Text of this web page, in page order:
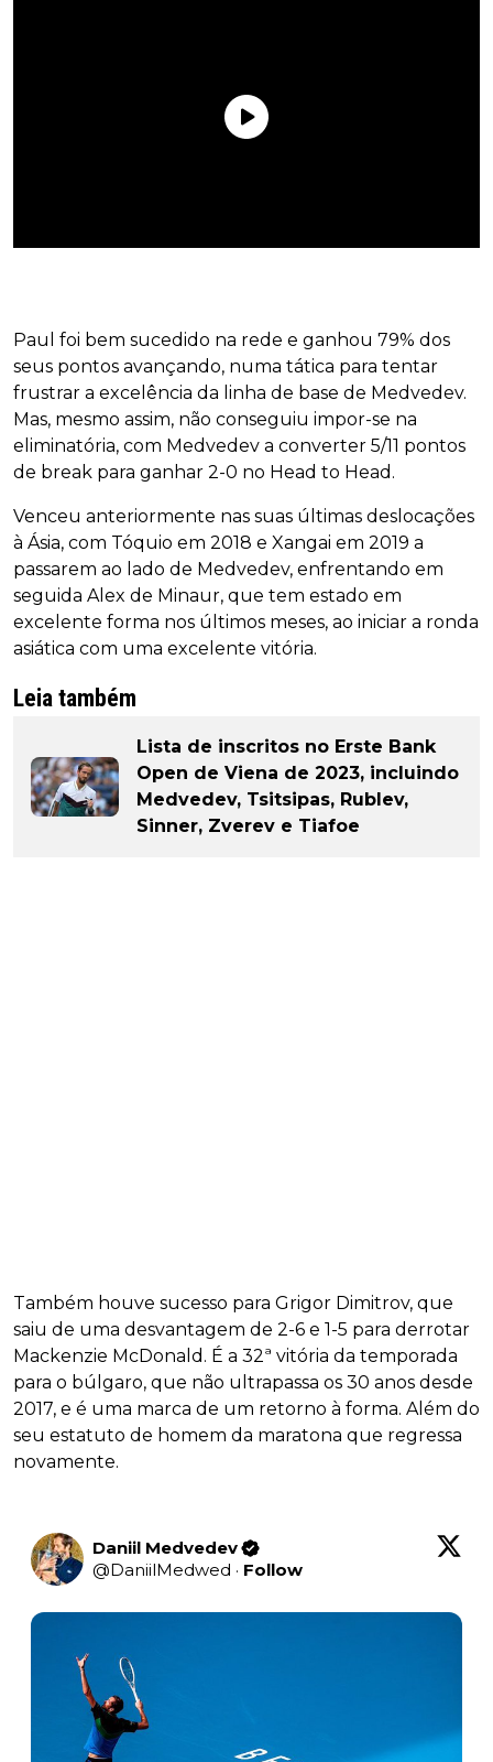
Paul foi bem sucedido na rede e ganhou 79% dos
seus pontos avançando, numa tática para tentar
frustrar a excelência da linha de base de Medvedev.
Mas, mesmo assim, não conseguiu impor-se na
eliminatória, com Medvedev a converter 5/11 pontos
de break para ganhar 2-0 no Head to Head.
Venceu anteriormente nas suas últimas deslocações
à Ásia, com Tóquio em 2018 e Xangai em 2019 a
passarem ao lado de Medvedev, enfrentando em
seguida Alex de Minaur, que tem estado em
excelente forma nos últimos meses, ao iniciar a ronda
asiática com uma excelente vitória.
Leia também
Lista de inscritos no Erste Bank
Open de Viena de 2023, incluindo
Medvedev, Tsitsipas, Rublev,
Sinner, Zverev e Tiafoe
Também houve sucesso para Grigor Dimitrov, que
saiu de uma desvantagem de 2-6 e 1-5 para derrotar
Mackenzie McDonald. É a 32ª vitória da temporada
para o búlgaro, que não ultrapassa os 30 anos desde
2017, e é uma marca de um retorno à forma. Além do
seu estatuto de homem da maratona que regressa
novamente.
Daniil Medvedev
@DaniilMedwed · Follow